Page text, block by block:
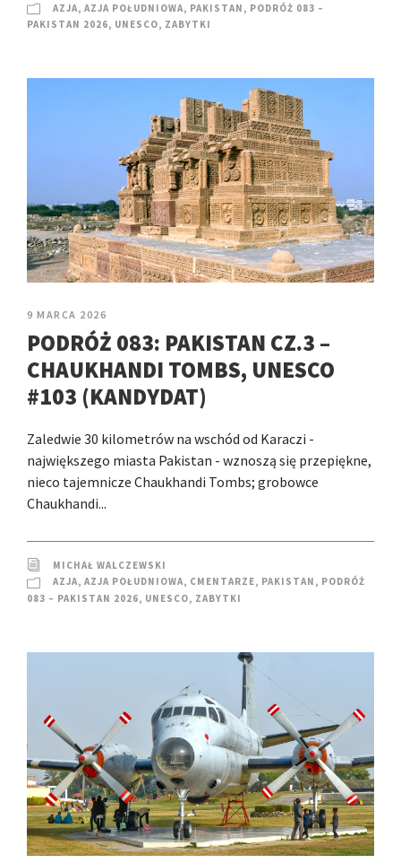
AZJA, AZJA POŁUDNIOWA, PAKISTAN , PODRÓŻ 083 –
PAKISTAN 2026, UNESCO, ZABYTKI
9 MARCA 2026
PODRÓŻ 083: PAKISTAN CZ.3 –
CHAUKHANDI TOMBS, UNESCO
#103 (KANDYDAT)
Zaledwie 30 kilometrów na wschód od Karaczi -
największego miasta Pakistan - wznoszą się przepiękne,
nieco tajemnicze Chaukhandi Tombs; grobowce
Chaukhandi...
MICHAŁ WALCZEWSKI
AZJA, AZJA POŁUDNIOWA, CMENTARZE, PAKISTAN , PODRÓŻ
083 – PAKISTAN 2026, UNESCO, ZABYTKI